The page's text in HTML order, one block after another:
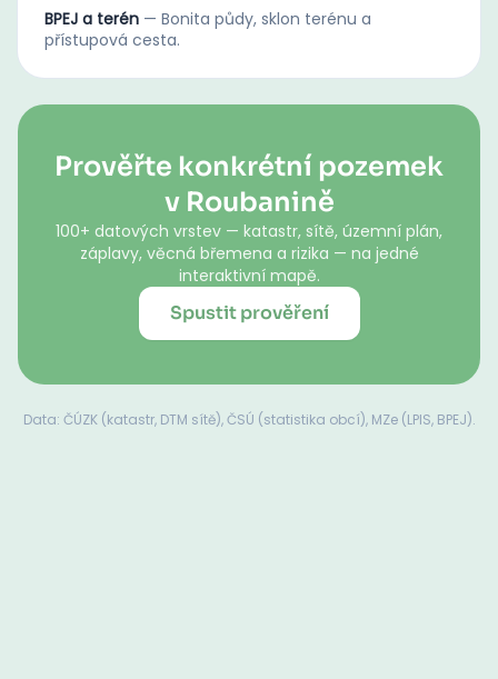
BPEJ a terén — Bonita půdy, sklon terénu a
přístupová cesta.
Prověřte konkrétní pozemek
v Roubanině
100+ datových vrstev — katastr, sítě, územní plán,
záplavy, věcná břemena a rizika — na jedné
interaktivní mapě.
Spustit prověření
Data: ČÚZK (katastr, DTM sítě), ČSÚ (statistika obcí), MZe (LPIS, BPEJ).